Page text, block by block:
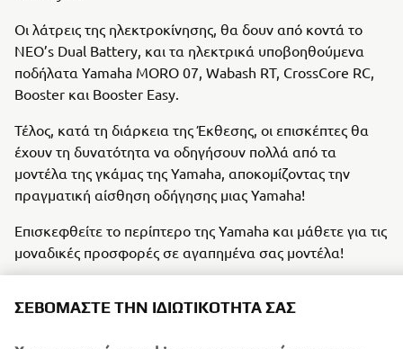
Οι λάτρεις της ηλεκτροκίνησης, θα δουν από κοντά το
NEO’s Dual Battery, και τα ηλεκτρικά υποβοηθούμενα
ποδήλατα Yamaha MORO 07, Wabash RT, CrossCore RC,
Booster και Booster Easy.
Τέλος, κατά τη διάρκεια της Έκθεσης, οι επισκέπτες θα
έχουν τη δυνατότητα να οδηγήσουν πολλά από τα
μοντέλα της γκάμας της Yamaha, αποκομίζοντας την
πραγματική αίσθηση οδήγησης μιας Yamaha!
Επισκεφθείτε το περίπτερο της Yamaha και μάθετε για τις
μοναδικές προσφορές σε αγαπημένα σας μοντέλα!
ΣΕΒΌΜΑΣΤΕ ΤΗΝ ΙΔΙΩΤΙΚΌΤΗΤΆ ΣΑΣ